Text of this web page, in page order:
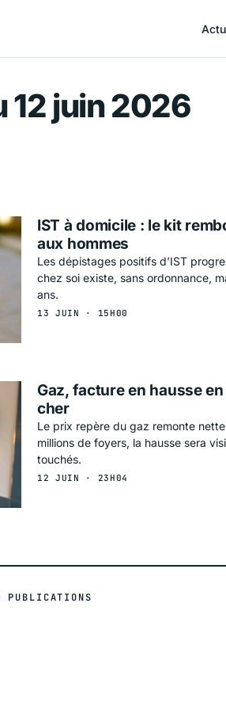
en
12 juin 2026
IST à domicile : le kit
aux hommes
Les dépistages positifs d’IST
chez soi existe, sans ordonnance,
ans.
13 JUIN · 15H00
Gaz, facture en hausse
cher
Le prix repère du gaz remonte
millions de foyers, la hausse sera
touchés.
12 JUIN · 23H04
PUBLICATIONS